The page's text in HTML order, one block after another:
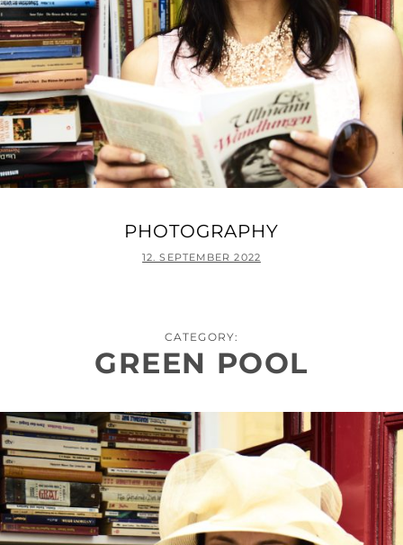
PHOTOGRAPHY
POSTED
12. SEPTEMBER 2022
CATEGORY:
GREEN POOL